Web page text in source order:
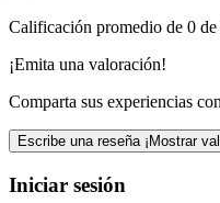
Calificación promedio de 0 de
¡Emita una valoración!
Comparta sus experiencias
Escribe una reseña ¡Mostrar
Iniciar sesión